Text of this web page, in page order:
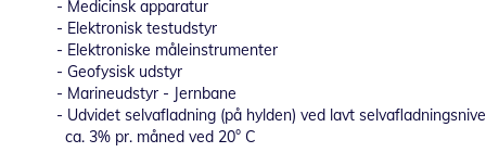
- Medicinsk apparatur
- Elektronisk testudstyr
- Elektroniske måleinstrumenter
- Geofysisk udstyr
- Marineudstyr - Jernbane
- Udvidet selvafladning (på hylden) ved lavt
ca. 3% pr. måned ved 20° C